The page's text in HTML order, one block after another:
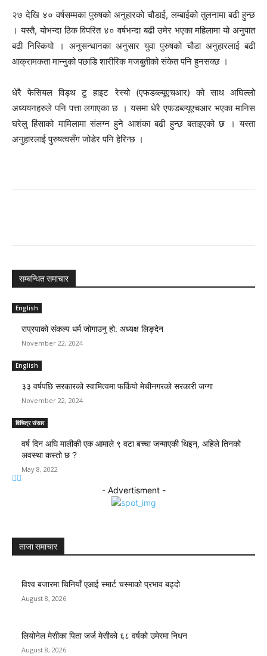
२७ देखि ४० वर्षसम्मका पुरुषको अनुहारको चौडाई, लम्बाईको तुलनामा बढी हुन्छ
। यस्तै, योभन्दा ठिक विपरित ४० वर्षभन्दा बढी उमेर भएका महिलामा यो अनुपात
बढी निस्कियो । अनुसन्धानका अनुसार युवा पुरुषको चौडा अनुहारलाई बढी
आक्रामकता मान्नुको पछाडि शारीरिक मजबुतीको संकेत पनि हुनसक्छ ।
धेरै फेसियल विड्थ टु हाइट रेस्यो (एफडब्ल्यूएचआर) को साथ अघिल्लो
अध्ययनहरुले पनि पत्ता लगाएका छ । यसमा धेरै एफडब्ल्यूएचआर भएका मानिस
घरेलु हिंसाको मामिलामा संलग्न हुने आशंका बढी हुन्छ बताइएको छ । यस्ता
अनुहारलाई पुरुषत्वसँग जोडेर पनि हेरिन्छ ।
सम्बन्धित समाचार
English
राप्रपाको संकल्प धर्म जोगाउनु हो: अध्यक्ष लिङ्देन
November 22, 2024
English
३३ वर्षपछि सरकारको स्वामित्वमा फर्कियो मेचीनगरको सरकारी जग्गा
November 22, 2024
विचित्र संसार
वर्ष दिन अघि मालीकी एक आमाले ९ वटा बच्चा जन्माएकी थिइन्, अहिले तिनको
अवस्था कस्तो छ ?
May 8, 2022
- Advertisment -
ताजा समाचार
विश्व बजारमा चिनियाँ एआई स्मार्ट चस्माको प्रभाव बढ्दो
August 8, 2026
लियोनेल मेसीका पिता जर्ज मेसीको ६८ वर्षको उमेरमा निधन
August 8, 2026